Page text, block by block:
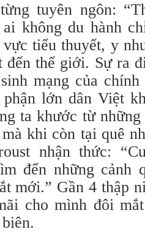
tuyên ngôn:
ai không du hành
tiểu thuyết, y
đến thế giới. Sự ra
mạng của
lớn dân Việt
ta khước từ
khi còn tại quê
nhận thức:
đến những cảnh
mới.” Gần 4 thập
cho mình đôi